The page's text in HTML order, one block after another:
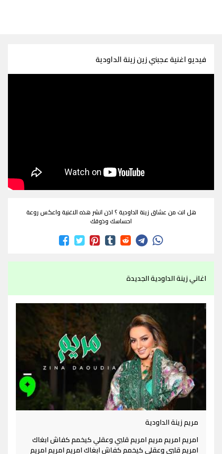
فيديو اغنية عجبني زين زينة الداودية
هل انت من عشاق زينة الداودية ؟ اذن انشر هذه الاغنية واعكس روعة
احساسك وذوقك
اغاني زينة الداودية الجديدة
مريم زينة الداودية
امريم امريم مريم امريم قلبي وعقلي كيخمم كفاش ابغاك
امريم قلبي وعقلي كيخمم كفاش ابغاك امريم امريم امريم